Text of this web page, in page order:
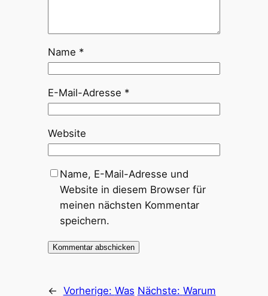
Name *
E-Mail-Adresse *
Website
Name, E-Mail-Adresse und
Website in diesem Browser für
meinen nächsten Kommentar
speichern.
← Vorherige: Was Nächste: Warum